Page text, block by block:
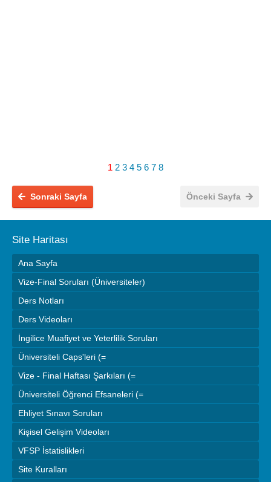
1 2 3 4 5 6 7 8
Önceki Sayfa
Sonraki Sayfa
Site Haritası
Ana Sayfa
Vize-Final Soruları (Üniversiteler)
Ders Notları
Ders Videoları
İngilice Muafiyet ve Yeterlilik Soruları
Üniversiteli Caps'leri (=
Vize - Final Haftası Şarkıları (=
Üniversiteli Öğrenci Efsaneleri (=
Ehliyet Sınavı Soruları
Kişisel Gelişim Videoları
VFSP İstatislikleri
Site Kuralları